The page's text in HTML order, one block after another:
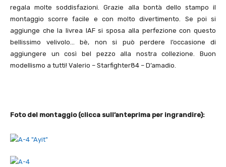
regala molte soddisfazioni. Grazie alla bontà dello stampo il
montaggio scorre facile e con molto divertimento. Se poi si
aggiunge che la livrea IAF si sposa alla perfezione con questo
bellissimo velivolo… bè, non si può perdere l’occasione di
aggiungere un così bel pezzo alla nostra collezione. Buon
modellismo a tutti! Valerio – Starfighter84 – D’amadio.
Foto del montaggio (clicca sull’anteprima per ingrandire):